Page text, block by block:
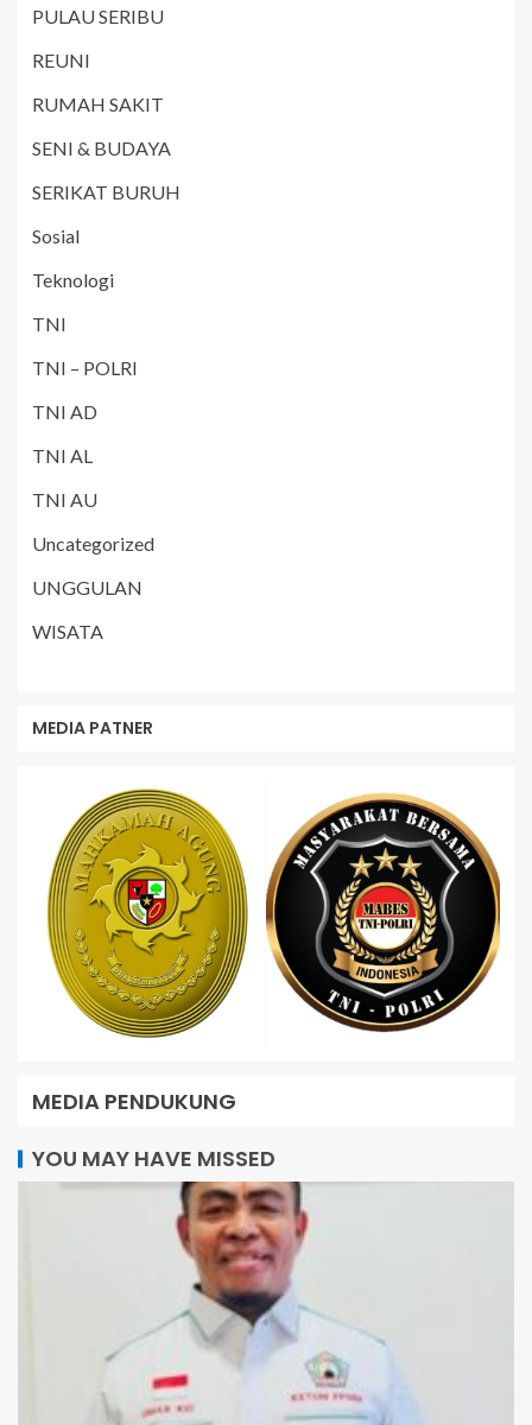
PULAU SERIBU
REUNI
RUMAH SAKIT
SENI & BUDAYA
SERIKAT BURUH
Sosial
Teknologi
TNI
TNI – POLRI
TNI AD
TNI AL
TNI AU
Uncategorized
UNGGULAN
WISATA
MEDIA PATNER
MEDIA PENDUKUNG
YOU MAY HAVE MISSED